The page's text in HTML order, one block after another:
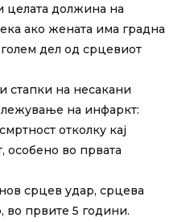
целата должина на
ако жената има градна
дел од срцевиот
стапки на несакани
на инфаркт:
отколку кај
особено во првата
срцев удар, срцева
во првите 5 години.